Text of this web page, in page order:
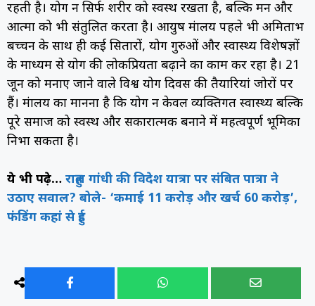
रहती है। योग न सिर्फ शरीर को स्वस्थ रखता है, बल्कि मन और
आत्मा को भी संतुलित करता है। आयुष मंत्रालय पहले भी अमिताभ
बच्चन के साथ ही कई सितारों, योग गुरुओं और स्वास्थ्य विशेषज्ञों
के माध्यम से योग की लोकप्रियता बढ़ाने का काम कर रहा है। 21
जून को मनाए जाने वाले विश्व योग दिवस की तैयारियां जोरों पर
हैं। मंत्रालय का मानना है कि योग न केवल व्यक्तिगत स्वास्थ्य बल्कि
पूरे समाज को स्वस्थ और सकारात्मक बनाने में महत्वपूर्ण भूमिका
निभा सकता है।
ये भी पढ़े… राहुल गांधी की विदेश यात्रा पर संबित पात्रा ने
उठाए सवाल? बोले- ‘कमाई 11 करोड़ और खर्च 60 करोड़’,
फंडिंग कहां से हुई